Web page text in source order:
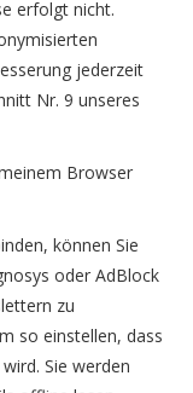
erfolgt nicht.
jederzeit
Nr. 9 unseres
Browser
können Sie
oder AdBlock
zu
so einstellen, dass
Sie werden